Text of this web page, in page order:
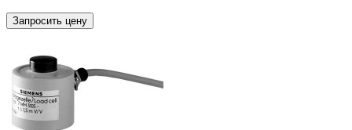
Запросить цену